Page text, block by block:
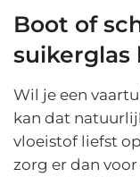
Boot of
suikerglas
Wil je een
kan dat
vloeistof liefst
zorg er dan